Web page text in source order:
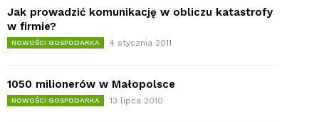
Jak prowadzić komunikację w obliczu katastrofy
w firmie?
NOWOŚCI GOSPODARKA 4 stycznia 2011
1050 milionerów w Małopolsce
NOWOŚCI GOSPODARKA 13 lipca 2010